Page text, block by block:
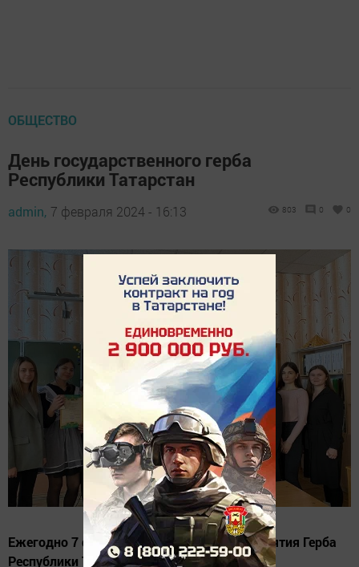
ОБЩЕСТВО
День государственного герба
Республики Татарстан
admin, 7 февраля 2024 - 16:13 803 0 0
Ежегодно 7 февраля отмечается день принятия Герба
Республики Татарстан.